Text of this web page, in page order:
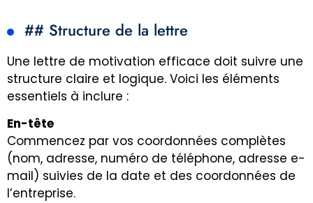
## Structure de la lettre
Une lettre de motivation efficace doit suivre une
structure claire et logique. Voici les éléments
essentiels à inclure :
En-tête
Commencez par vos coordonnées complètes
(nom, adresse, numéro de téléphone, adresse e-
mail) suivies de la date et des coordonnées de
l’entreprise.